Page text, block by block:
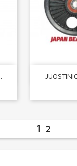

1 2